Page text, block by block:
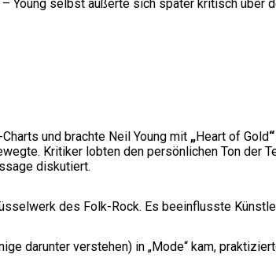
Young selbst äußerte sich später kritisch über
und brachte Neil Young mit „Heart of Gold“
Kritiker lobten den persönlichen Ton der
diskutiert.
des Folk-Rock. Es beeinflusste
darunter verstehen) in „Mode“ kam,